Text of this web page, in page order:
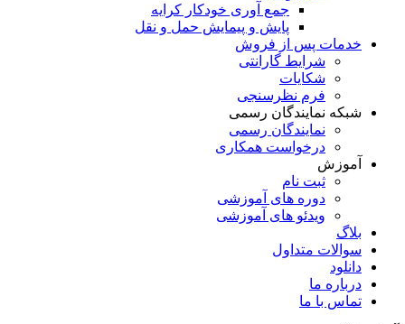
جمع آوری خودکار کرایه
پایش و پیمایش حمل و نقل
خدمات پس از فروش
شرایط گارانتی
شکایات
فرم نظرسنجی
شبکه نمایندگان رسمی
نمایندگان رسمی
درخواست همکاری
آموزش
ثبت نام
دوره های آموزشی
ویدئو های آموزشی
بلاگ
سوالات متداول
دانلود
درباره ما
تماس با ما